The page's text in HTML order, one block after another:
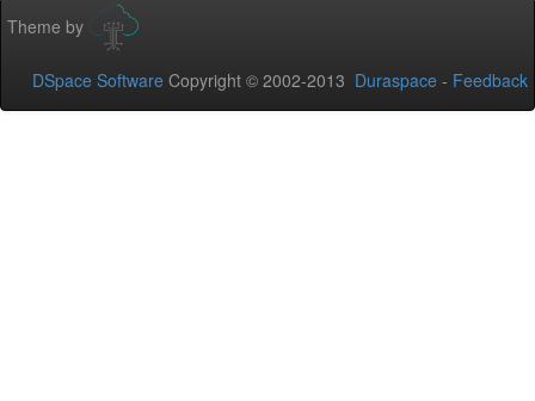
Theme by
DSpace Software Copyright © 2002-2013 Duraspace - Feedback